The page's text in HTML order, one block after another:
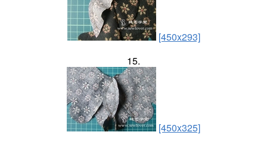
[450x293]
15.
[450x325]